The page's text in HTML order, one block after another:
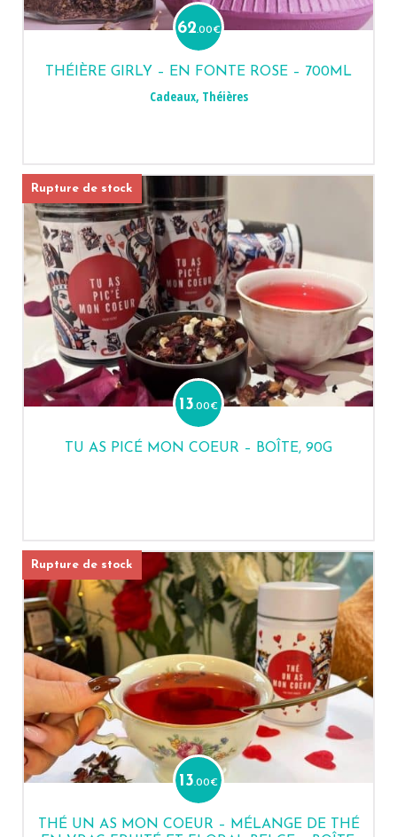
62.00€
THÉIÈRE GIRLY – EN FONTE ROSE – 700ML
Cadeaux, Théières
Rupture de stock
13.00€
TU AS PICÉ MON COEUR – BOÎTE, 90G
Rupture de stock
13.00€
THÉ UN AS MON COEUR – MÉLANGE DE THÉ